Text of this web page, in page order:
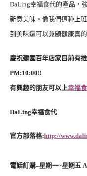
DaLing幸福食代的產品，
新意美味。像我們這種上
到美味還可以兼顧健康真
慶祝建國百年店家目前有
PM:10:00!!
有興趣的朋友可以上幸福
DaLing幸福食代
官方部落格:http://
電話訂購–星期一~星期五